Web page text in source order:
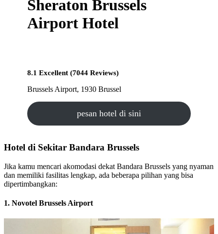
Sheraton Brussels
Airport Hotel
8.1 Excellent (7044 Reviews)
Brussels Airport, 1930 Brussel
pesan hotel di sini
Hotel di Sekitar Bandara Brussels
Jika kamu mencari akomodasi dekat Bandara Brussels yang nyaman
dan memiliki fasilitas lengkap, ada beberapa pilihan yang bisa
dipertimbangkan:
1. Novotel Brussels Airport